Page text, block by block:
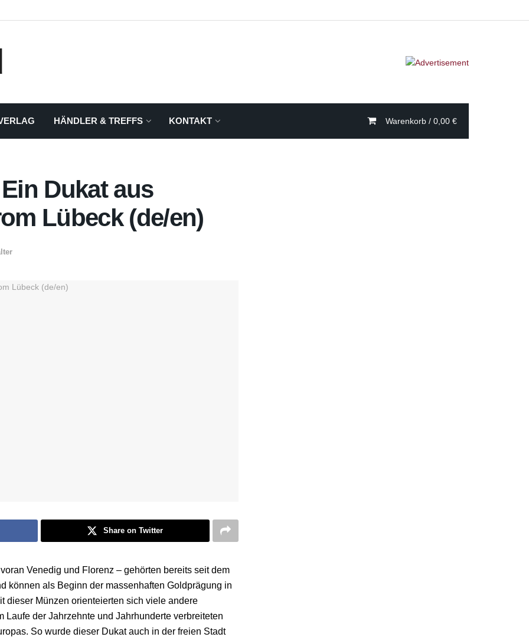
HÄNDLER & TREFFS KONTAKT Warenkorb / 0,00 €
Dukat aus
Lübeck (de/en)
Share on Twitter
Venedig und Florenz – gehörten bereits seit dem
können als Beginn der massenhaften Goldprägung in
dieser Münzen orienteierten sich viele andere
der Jahrzehnte und Jahrhunderte verbreiteten
So wurde dieser Dukat auch in der freien Stadt